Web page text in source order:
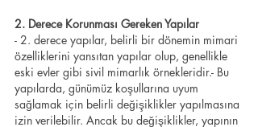
2. Derece Korunması Gereken Yapılar
- 2. derece yapılar, belirli bir dönemin mimari
özelliklerini yansıtan yapılar olup, genellikle
eski evler gibi sivil mimarlık örnekleridir.- Bu
yapılarda, günümüz koşullarına uyum
sağlamak için belirli değişiklikler yapılmasına
izin verilebilir. Ancak bu değişiklikler, yapının